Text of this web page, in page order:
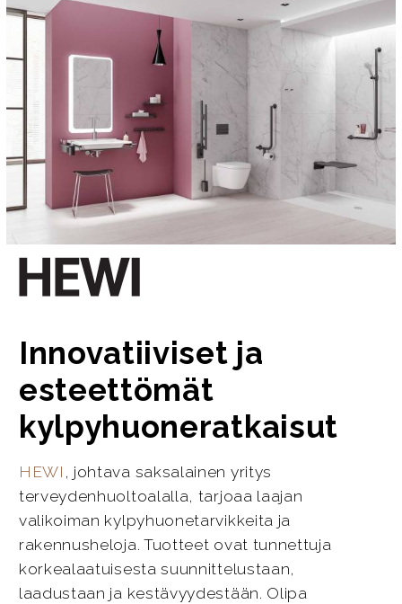
Innovatiiviset ja
esteettömät
kylpyhuoneratkaisut
HEWI , johtava saksalainen yritys
terveydenhuoltoalalla, tarjoaa laajan
valikoiman kylpyhuonetarvikkeita ja
rakennusheloja. Tuotteet ovat tunnettuja
korkealaatuisesta suunnittelustaan,
laadustaan ja kestävyydestään. Olipa